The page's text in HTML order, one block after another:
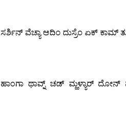
ಸರ್ಶಿನ್ ವೆಚ್ಯಾ ಆದಿಂ ದುಸ್ರೆಂ ಏಕ್ ಕಾಮ್
ಥಾವ್ನ್ ಚಡ್ ಮ್ಹಳ್ಯಾರ್